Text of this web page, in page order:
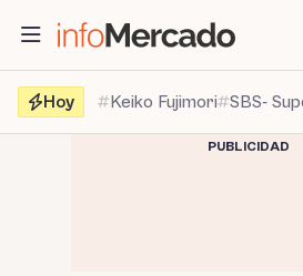
contenido
Hoy
Keiko Fujimori SBS-
PUBLICIDAD